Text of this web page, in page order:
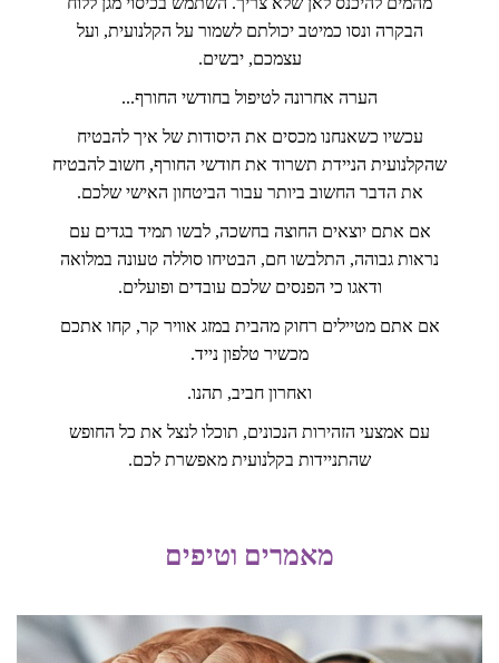
הבקרה ונסו כמיטב יכולתם לשמור על הקלנועית, ועל
עצמכם, יבשים.
הערה אחרונה לטיפול בחודשי החורף...
עכשיו כשאנחנו מכסים את היסודות של איך להבטיח
שהקלנועית הניידת תשרוד את חודשי החורף, חשוב להבטיח
את הדבר החשוב ביותר עבור הביטחון האישי שלכם.
אם אתם יוצאים החוצה בחשכה, לבשו תמיד בגדים עם
נראות גבוהה, התלבשו חם, הבטיחו סוללה טעונה במלואה
ודאגו כי הפנסים שלכם עובדים ופועלים.
אם אתם מטיילים רחוק מהבית במזג אוויר קר, קחו אתכם
מכשיר טלפון נייד.
ואחרון חביב, תהנו.
עם אמצעי הזהירות הנכונים, תוכלו לנצל את כל החופש
שהתניידות בקלנועית מאפשרת לכם.
מאמרים וטיפים